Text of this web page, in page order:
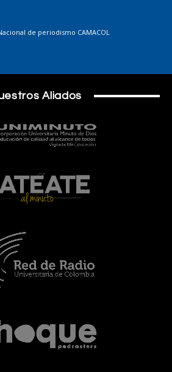
de periodismo CAMACOL
Aliados